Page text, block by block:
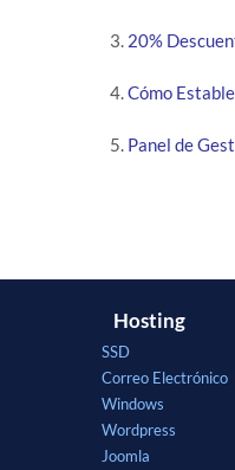
20%
Cómo
Panel de
Hosting
SSD
Correo Electrónico
Windows
Wordpress
Joomla